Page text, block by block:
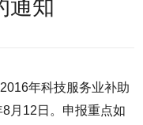
通知
年科技服务业补助
月12日。申报重点如